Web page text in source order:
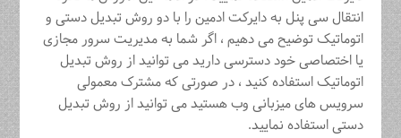
انتقال سی پنل به دایرکت ادمین را با دو روش تبدیل دستی و
اتوماتیک توضیح می دهیم ، اگر شما به مدیریت سرور مجازی
یا اختصاصی خود دسترسی دارید می توانید از روش تبدیل
اتوماتیک استفاده کنید ، در صورتی که مشترک معمولی
سرویس های میزبانی وب هستید می توانید از روش تبدیل
دستی استفاده نمایید.